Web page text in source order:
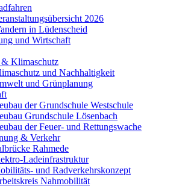
2026
in Lüdenscheid
und Wirtschaft
Klimaschutz
und Nachhaltigkeit
und Grünplanung
der Grundschule Westschule
Grundschule Lösenbach
der Feuer- und Rettungswache
& Verkehr
Rahmede
Ladeinfrastruktur
und Radverkehrskonzept
Nahmobilität